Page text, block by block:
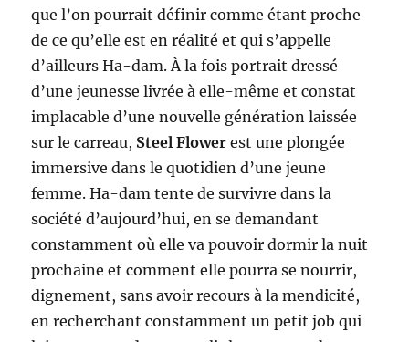
que l’on pourrait définir comme étant proche
de ce qu’elle est en réalité et qui s’appelle
d’ailleurs Ha-dam. À la fois portrait dressé
d’une jeunesse livrée à elle-même et constat
implacable d’une nouvelle génération laissée
sur le carreau, Steel Flower est une plongée
immersive dans le quotidien d’une jeune
femme. Ha-dam tente de survivre dans la
société d’aujourd’hui, en se demandant
constamment où elle va pouvoir dormir la nuit
prochaine et comment elle pourra se nourrir,
dignement, sans avoir recours à la mendicité,
en recherchant constamment un petit job qui